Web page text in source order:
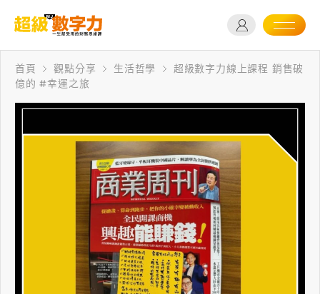
首頁 觀點分享 生活哲學
超級數字力線上課程 銷售破
億的 #幸運之旅